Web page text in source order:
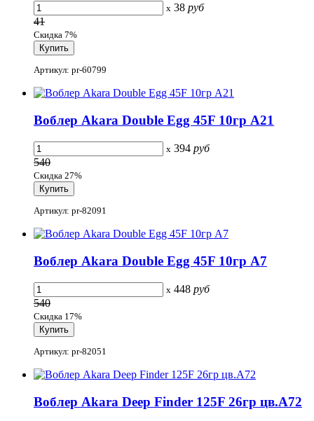
x 38 руб
41
Скидка 7%
Артикул: pr-60799
Воблер Akara Double Egg 45F 10гр A21
x 394 руб
540
Скидка 27%
Артикул: pr-82091
Воблер Akara Double Egg 45F 10гр A7
x 448 руб
540
Скидка 17%
Артикул: pr-82051
Воблер Akara Deep Finder 125F 26гр цв.A72